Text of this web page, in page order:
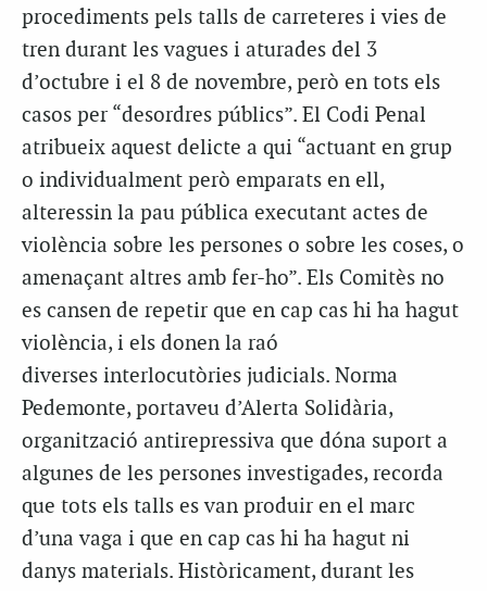
procediments pels talls de carreteres i vies de
tren durant les vagues i aturades del 3
d’octubre i el 8 de novembre, però en tots els
casos per “desordres públics”. El Codi Penal
atribueix aquest delicte a qui “actuant en grup
o individualment però emparats en ell,
alteressin la pau pública executant actes de
violència sobre les persones o sobre les coses, o
amenaçant altres amb fer-ho”. Els Comitès no
es cansen de repetir que en cap cas hi ha hagut
violència, i els donen la raó
diverses interlocutòries judicials. Norma
Pedemonte, portaveu d’Alerta Solidària,
organització antirepressiva que dóna suport a
algunes de les persones investigades, recorda
que tots els talls es van produir en el marc
d’una vaga i que en cap cas hi ha hagut ni
danys materials. Històricament, durant les